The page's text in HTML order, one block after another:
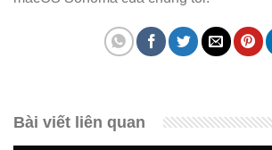
Bài viết liên quan